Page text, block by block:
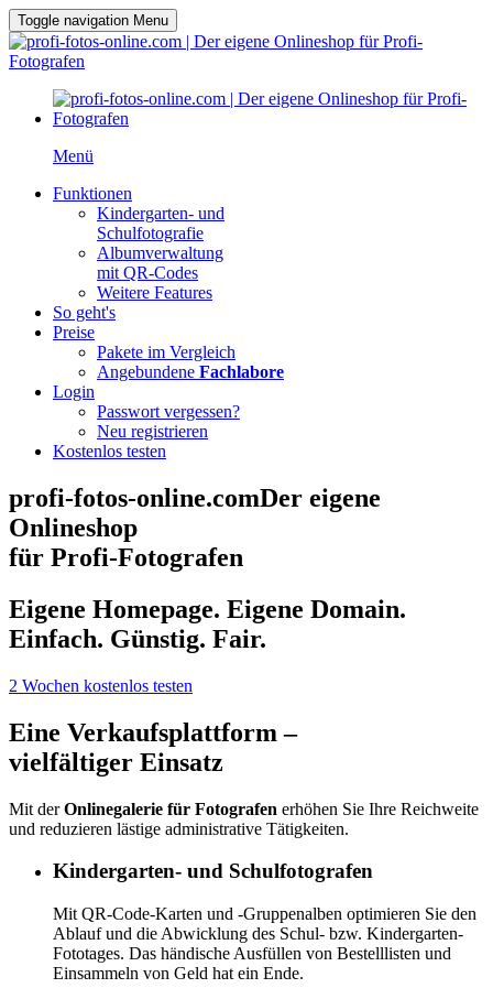
Toggle navigation Menu
Menü
Funktionen
Kindergarten- und
Schulfotografie
Albumverwaltung
mit QR-Codes
Weitere Features
So geht's
Preise
Pakete im Vergleich
Angebundene Fachlabore
Login
Passwort vergessen?
Neu registrieren
Kostenlos testen
profi-fotos-online.comDer eigene
Onlineshop
für Profi-Fotografen
Eigene Homepage. Eigene Domain.
Einfach. Günstig. Fair.
2 Wochen kostenlos testen
Eine Verkaufsplattform –
vielfältiger Einsatz
Mit derOnlinegalerie für Fotografen erhöhen Sie Ihre Reichweite
und reduzieren lästige administrative Tätigkeiten.
Kindergarten- und Schulfotografen
Mit QR-Code-Karten und -Gruppenalben optimieren Sie den
Ablauf und die Abwicklung des Schul- bzw. Kindergarten-
Fototages. Das händische Ausfüllen von Bestelllisten und
Einsammeln von Geld hat ein Ende.